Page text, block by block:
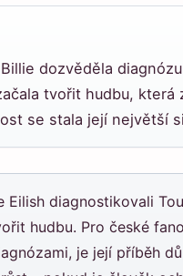
dozvěděla
tvořit hudbu, která
se stala její největší
Eilish diagnostikovali
hudbu. Pro české
je její příběh